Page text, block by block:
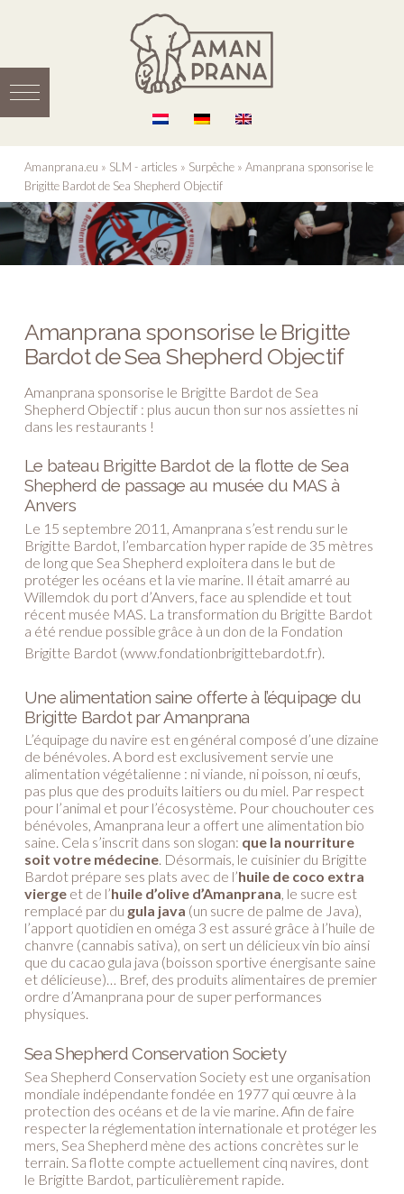
Amanprana.eu » SLM - articles » Surpêche» Amanprana sponsorise le
Brigitte Bardot de Sea Shepherd Objectif
Amanprana sponsorise le Brigitte
Bardot de Sea Shepherd Objectif
Amanprana sponsorise le Brigitte Bardot de Sea
Shepherd Objectif : plus aucun thon sur nos assiettes ni
dans les restaurants !
Le bateau Brigitte Bardot de la flotte de Sea
Shepherd de passage au musée du MAS à
Anvers
Le 15 septembre 2011, Amanprana s’est rendu sur le
Brigitte Bardot, l’embarcation hyper rapide de 35 mètres
de long que Sea Shepherd exploitera dans le but de
protéger les océans et la vie marine. Il était amarré au
Willemdok du port d’Anvers, face au splendide et tout
récent musée MAS. La transformation du Brigitte Bardot
a été rendue possible grâce à un don de la Fondation
Brigitte Bardot (www.fondationbrigittebardot.fr).
Une alimentation saine offerte à l’équipage du
Brigitte Bardot par Amanprana
L’équipage du navire est en général composé d’une dizaine
de bénévoles. A bord est exclusivement servie une
alimentation végétalienne : ni viande, ni poisson, ni œufs,
pas plus que des produits laitiers ou du miel. Par respect
pour l’animal et pour l’écosystème. Pour chouchouter ces
bénévoles, Amanprana leur a offert une alimentation bio
saine. Cela s’inscrit dans son slogan: que la nourriture
soit votre médecine. Désormais, le cuisinier du Brigitte
Bardot prépare ses plats avec de l’huile de coco extra
viergeet de l’huile d’olive d’Amanprana, le sucre est
remplacé par du gula java (un sucre de palme de Java),
l’apport quotidien en oméga 3 est assuré grâce à l’huile de
chanvre (cannabis sativa), on sert un délicieux vin bio ainsi
que du cacao gula java (boisson sportive énergisante saine
et délicieuse)… Bref, des produits alimentaires de premier
ordre d’Amanprana pour de super performances
physiques.
Sea Shepherd Conservation Society
Sea Shepherd Conservation Society est une organisation
mondiale indépendante fondée en 1977 qui œuvre à la
protection des océans et de la vie marine. Afin de faire
respecter la réglementation internationale et protéger les
mers, Sea Shepherd mène des actions concrètes sur le
terrain. Sa flotte compte actuellement cinq navires, dont
le Brigitte Bardot, particulièrement rapide.